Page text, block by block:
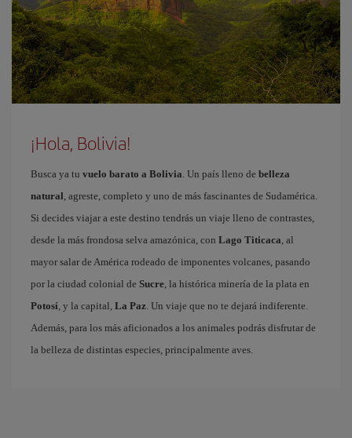
¡Hola, Bolivia!
Busca ya tu vuelo barato a Bolivia . Un país lleno de belleza
natural , agreste, completo y uno de más fascinantes de Sudamérica.
Si decides viajar a este destino tendrás un viaje lleno de contrastes,
desde la más frondosa selva amazónica, con Lago Titicaca , al
mayor salar de América rodeado de imponentes volcanes, pasando
por la ciudad colonial de Sucre , la histórica minería de la plata en
Potosí , y la capital, La Paz . Un viaje que no te dejará indiferente.
Además, para los más aficionados a los animales podrás disfrutar de
la belleza de distintas especies, principalmente aves.